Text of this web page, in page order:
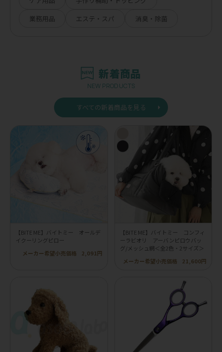
業務用品
エステ・スパ 消臭・除菌
新着商品
NEW PRODUCTS
すべての新着商品を見る
【BITE ME】バイトミー オールデ
イクーリングピロー
メーカー希望小売価格
2,091円
【BITE ME】バイトミー コンフィ
ーラビオリ アーバンピロウバッ
グ/メッシュ網＜全2色・2サイズ＞
メーカー希望小売価格
21,600円